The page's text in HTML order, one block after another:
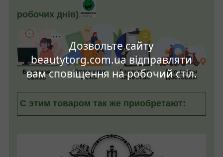
Дозвольте сайту
beautytorg.com.ua відправляти
вам сповіщення на робочий стіл.
робочих днів).
С этим товаром так же приобретают: